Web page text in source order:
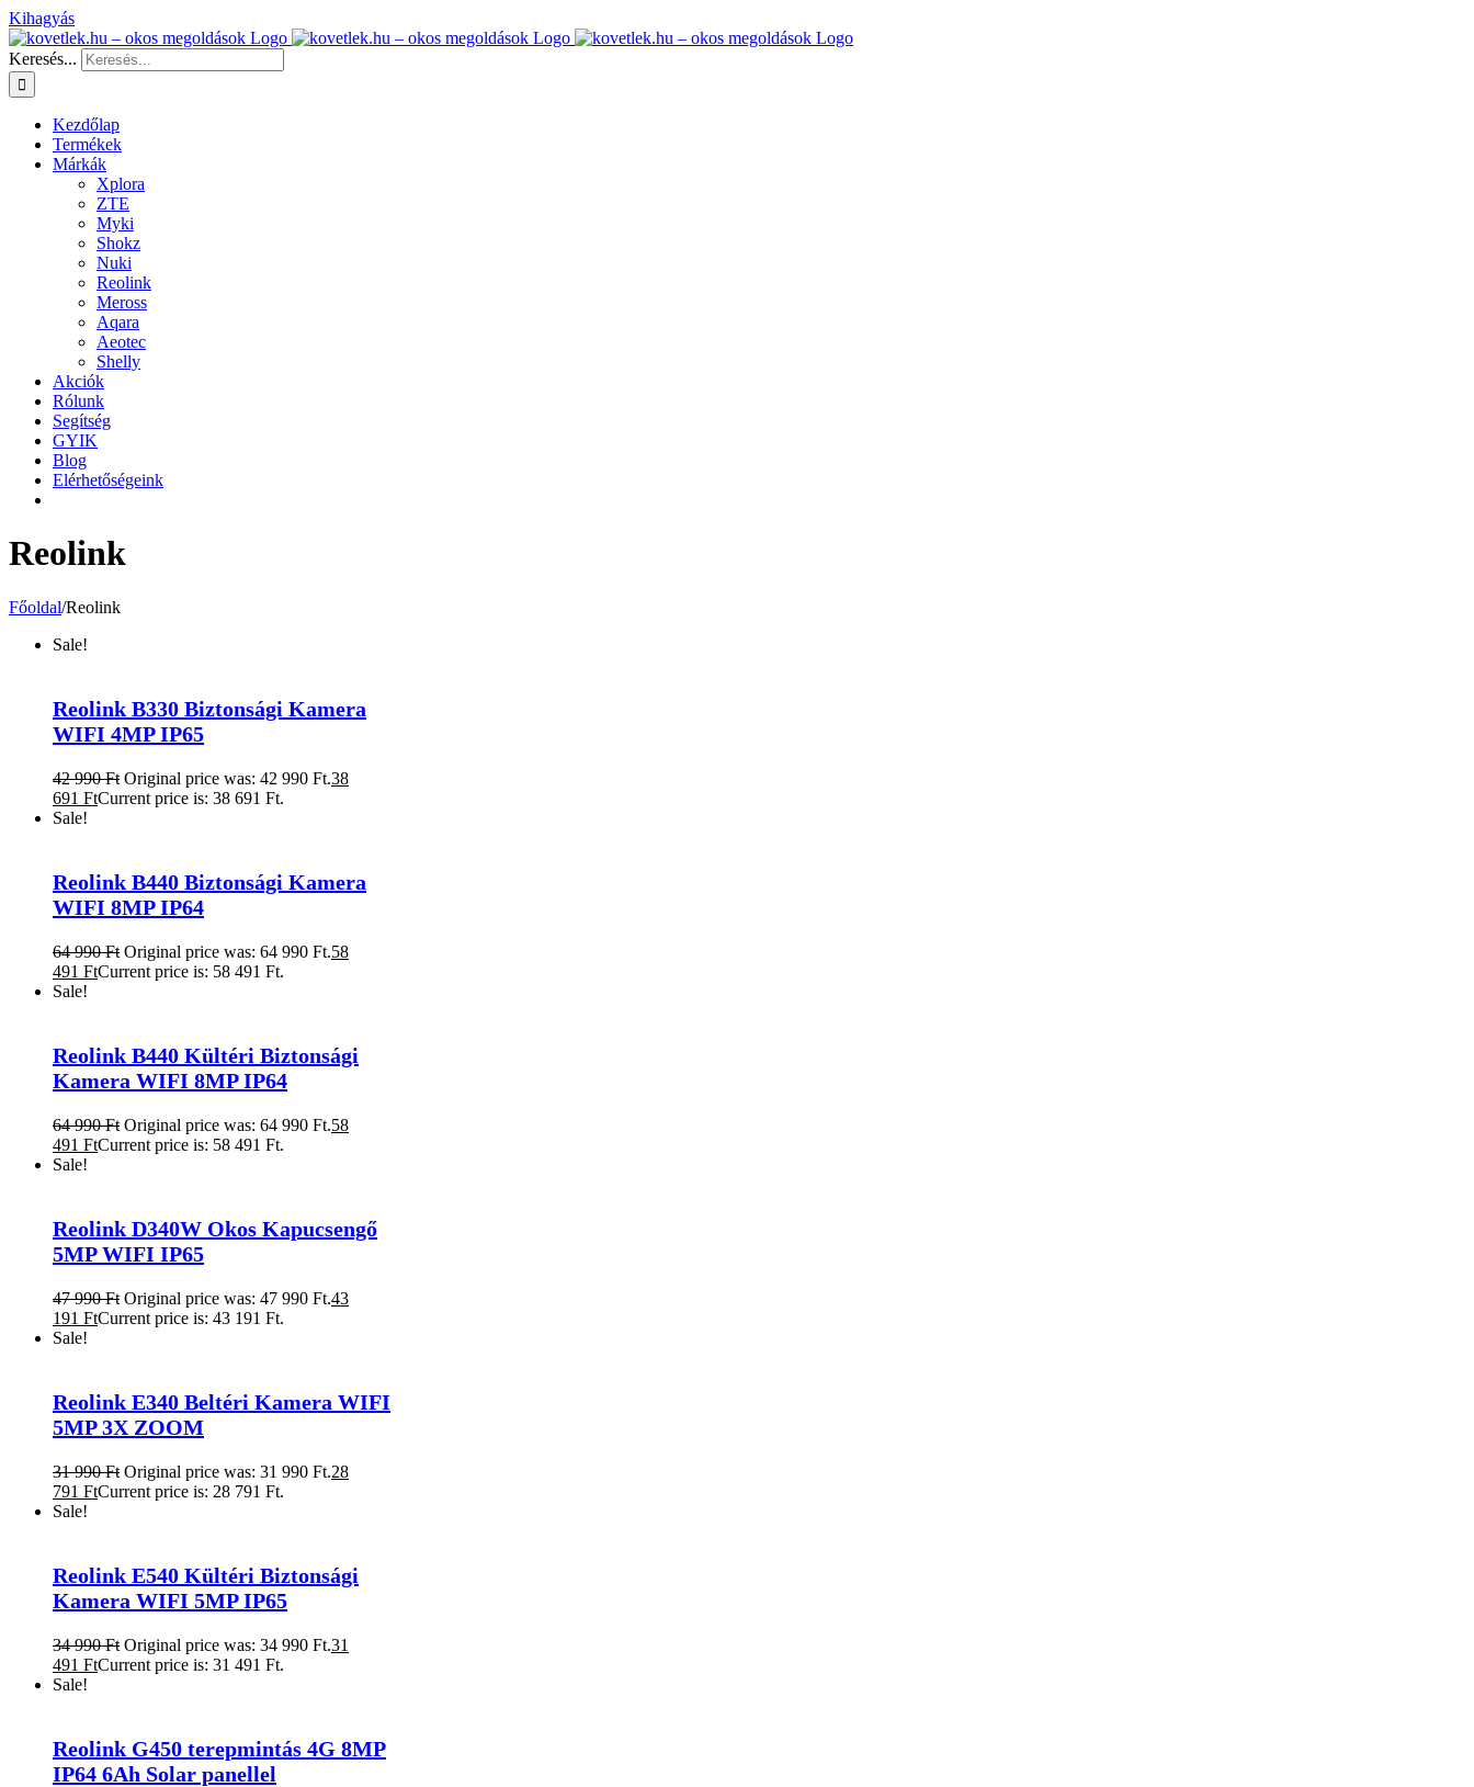
Kihagyás
Keresés...
Kezdőlap
Termékek
Márkák
Xplora
ZTE
Myki
Shokz
Nuki
Reolink
Meross
Aqara
Aeotec
Shelly
Akciók
Rólunk
Segítség
GYIK
Blog
Elérhetőségeink
Reolink
Főoldal/Reolink
Sale!
Reolink B330 Biztonsági Kamera
WIFI 4MP IP65
42 990Ft Original price was: 42 990 Ft.38
691 FtCurrent price is: 38 691 Ft.
Sale!
Reolink B440 Biztonsági Kamera
WIFI 8MP IP64
64 990Ft Original price was: 64 990 Ft.58
491 FtCurrent price is: 58 491 Ft.
Sale!
Reolink B440 Kültéri Biztonsági
Kamera WIFI 8MP IP64
64 990Ft Original price was: 64 990 Ft.58
491 FtCurrent price is: 58 491 Ft.
Sale!
Reolink D340W Okos Kapucsengő
5MP WIFI IP65
47 990Ft Original price was: 47 990 Ft.43
191 FtCurrent price is: 43 191 Ft.
Sale!
Reolink E340 Beltéri Kamera WIFI
5MP 3X ZOOM
31 990Ft Original price was: 31 990 Ft.28
791 FtCurrent price is: 28 791 Ft.
Sale!
Reolink E540 Kültéri Biztonsági
Kamera WIFI 5MP IP65
34 990Ft Original price was: 34 990 Ft.31
491 FtCurrent price is: 31 491 Ft.
Sale!
Reolink G450 terepmintás 4G 8MP
IP64 6Ah Solar panellel